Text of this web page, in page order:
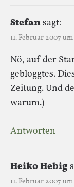
Stefansagt:
11. Februar 2007 um
Nö, auf der
gebloggtes.
Zeitung. Und
warum.)
Antworten
Heiko Hebig
11. Februar 2007 um